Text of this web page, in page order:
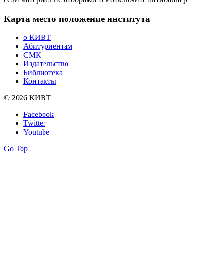
Карта место положение института
о КИВТ
Абитуриентам
СМК
Издательство
Библиотека
Контакты
© 2026 КИВТ
Facebook
Twitter
Youtube
Go Top